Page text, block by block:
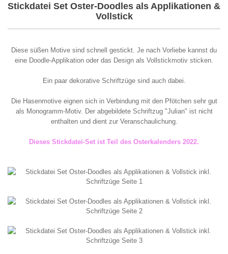
Stickdatei Set Oster-Doodles als Applikationen &
Vollstick
Diese süßen Motive sind schnell gestickt. Je nach Vorliebe kannst du
eine Doodle-Applikation oder das Design als Vollstickmotiv sticken.
Ein paar dekorative Schriftzüge sind auch dabei.
Die Hasenmotive eignen sich in Verbindung mit den Pfötchen sehr gut
als Monogramm-Motiv. Der abgebildete Schriftzug "Julian" ist nicht
enthalten und dient zur Veranschaulichung.
Dieses Stickdatei-Set ist Teil des Osterkalenders 2022.